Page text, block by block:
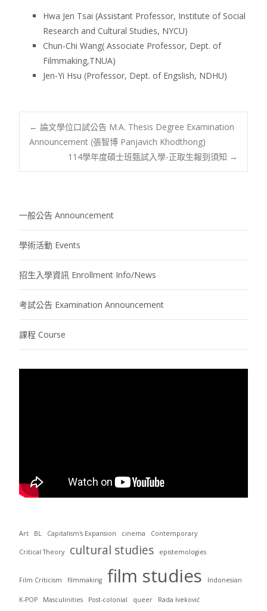
Hwa Jen Tsai (Assistant Professor, Institute of Social
Research and Cultural Studies, NYCU)
Chun-Chi Wang( Associate Professor, Dept. of
Filmmaking,TNUA)
Jen-Yi Hsu (Professor, Dept. of Engslish, NDHU)
Post
navigation
← 論文學位口試公告 M.A. Thesis Degree Examination
Announcement (張智博 Panjavich Khodthong)
114學年度碩士班甄試入學-正取生報到須知 →
一般公告 Announcement
學術活動 Events
招生入學資訊 Enrollment Info/News
考試公告 Examination Announcement
課程 Course
Art BL Capitalism's Expansion cinema Contemporary
Critical Theory cultural studies epistemologies
Film Criticism filmmaking film studies Indonesian
K-POP Masculinities Post-colonial queer Rada Iveković